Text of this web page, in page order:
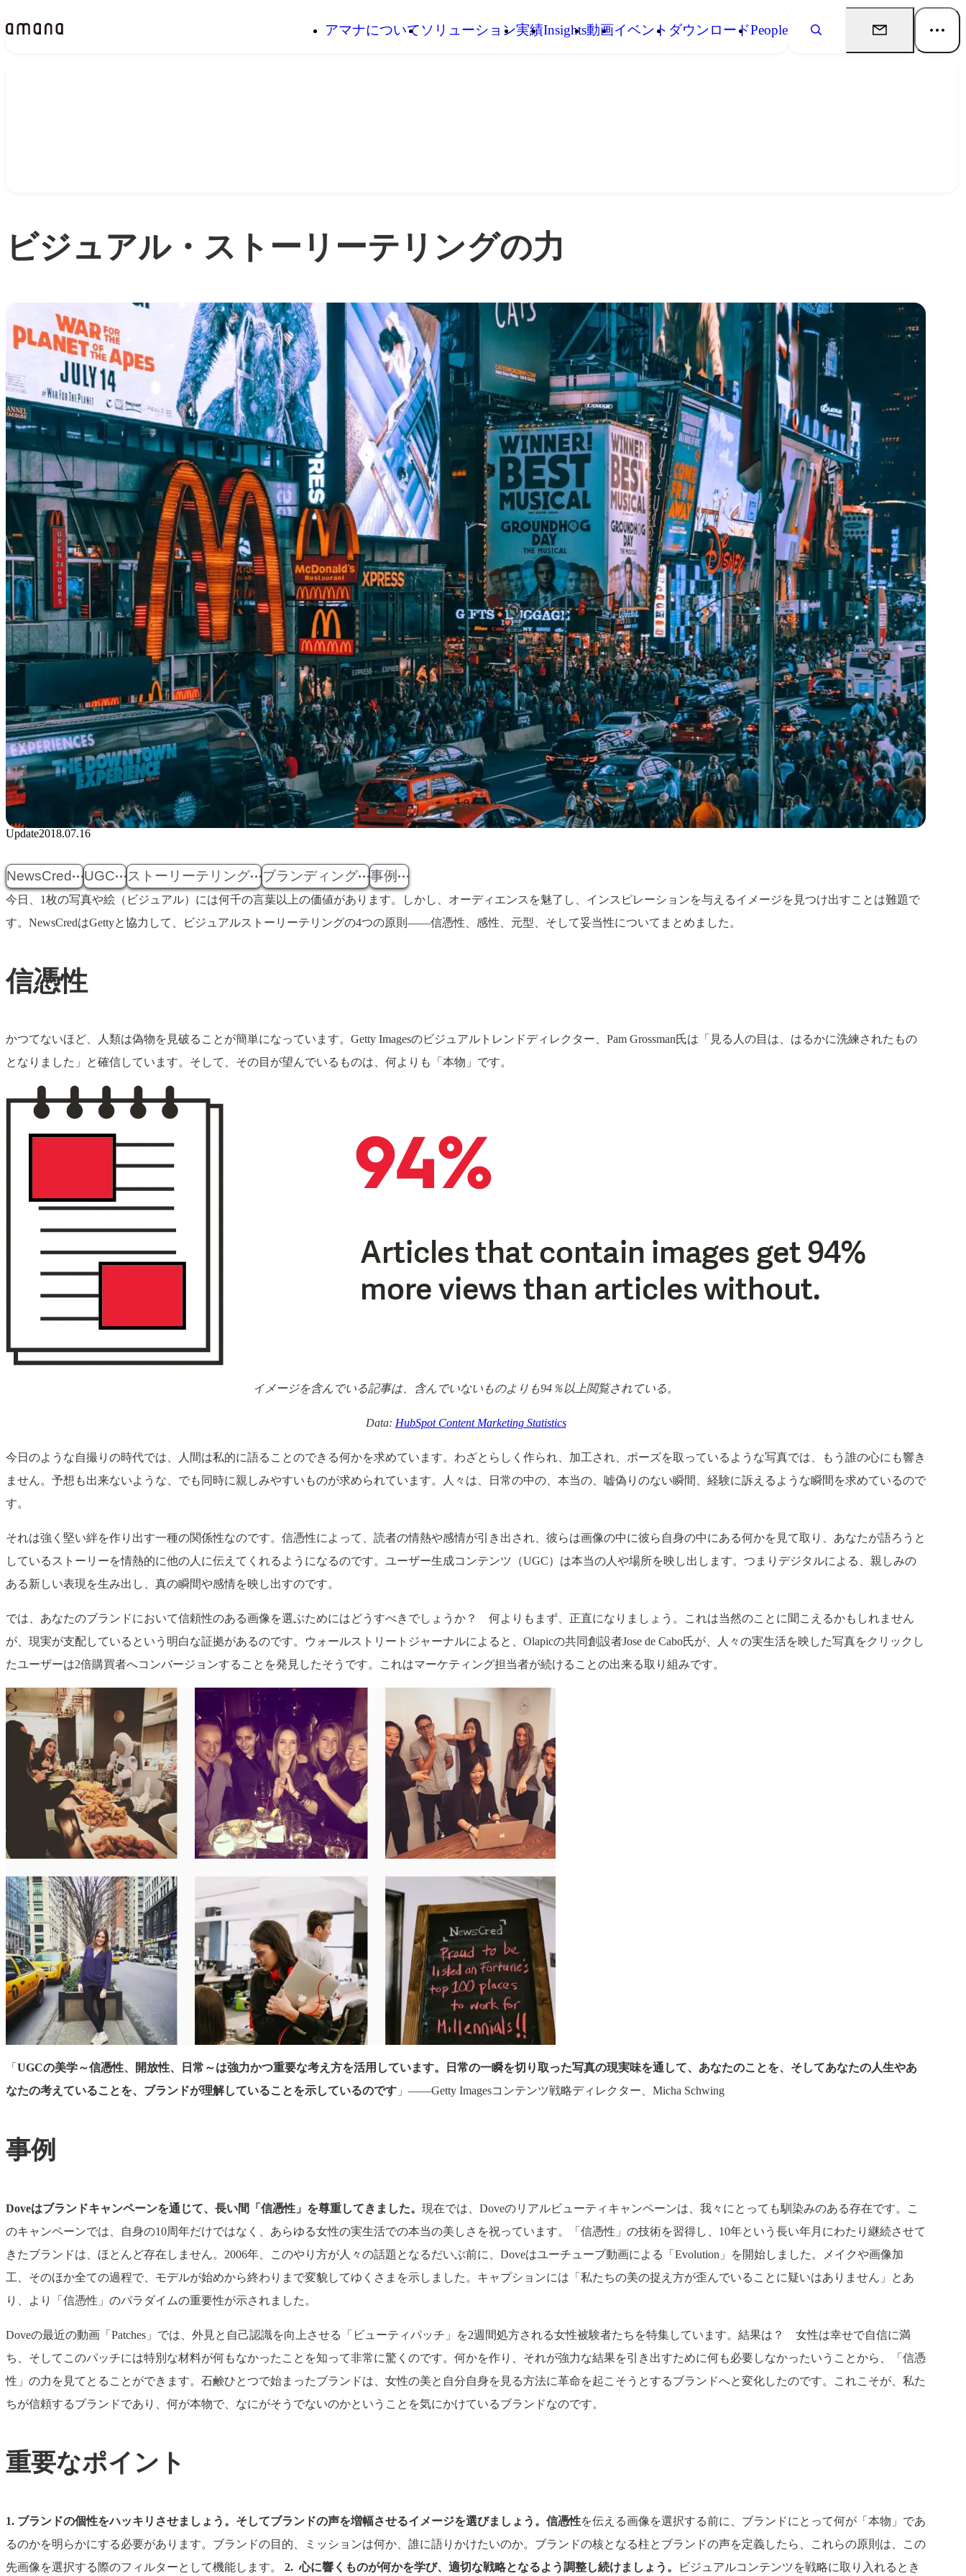
アマナについてソリューション実績Insights動画イベント ダウンロードPeople
ビジュアル・ストーリーテリングの力
Update2018.07.16
NewsCred UGC ストーリーテリング ブランディング 事例
今日、1枚の写真や絵（ビジュアル）には何千の言葉以上の価値があります。しかし、オーディエンスを魅了し、インスピレーションを与えるイメージを見つけ出すことは難題で
す。NewsCredはGettyと協力して、ビジュアルストーリーテリングの4つの原則――信憑性、感性、元型、そして妥当性についてまとめました。
信憑性
かつてないほど、人類は偽物を見破ることが簡単になっています。Getty Imagesのビジュアルトレンドディレクター、Pam Grossman氏は「見る人の目は、はるかに洗練されたもの
となりました」と確信しています。そして、その目が望んでいるものは、何よりも「本物」です。
イメージを含んでいる記事は、含んでいないものよりも94％以上閲覧されている。
Data: HubSpot Content Marketing Statistics
今日のような自撮りの時代では、人間は私的に語ることのできる何かを求めています。わざとらしく作られ、加工され、ポーズを取っているような写真では、もう誰の心にも響き
ません。予想も出来ないような、でも同時に親しみやすいものが求められています。人々は、日常の中の、本当の、嘘偽りのない瞬間、経験に訴えるような瞬間を求めているので
す。
それは強く堅い絆を作り出す一種の関係性なのです。信憑性によって、読者の情熱や感情が引き出され、彼らは画像の中に彼ら自身の中にある何かを見て取り、あなたが語ろうと
しているストーリーを情熱的に他の人に伝えてくれるようになるのです。ユーザー生成コンテンツ（UGC）は本当の人や場所を映し出します。つまりデジタルによる、親しみの
ある新しい表現を生み出し、真の瞬間や感情を映し出すのです。
では、あなたのブランドにおいて信頼性のある画像を選ぶためにはどうすべきでしょうか？ 何よりもまず、正直になりましょう。これは当然のことに聞こえるかもしれません
が、現実が支配しているという明白な証拠があるのです。ウォールストリートジャーナルによると、Olapicの共同創設者Jose de Cabo氏が、人々の実生活を映した写真をクリックし
たユーザーは2倍購買者へコンバージョンすることを発見したそうです。これはマーケティング担当者が続けることの出来る取り組みです。
「 UGCの美学～信憑性、開放性、日常～は強力かつ重要な考え方を活用しています。日常の一瞬を切り取った写真の現実味を通して、あなたのことを、そしてあなたの人生やあ
なたの考えていることを、ブランドが理解していることを示しているのです 」――Getty Imagesコンテンツ戦略ディレクター、Micha Schwing
事例
Doveはブランドキャンペーンを通じて、長い間「信憑性」を尊重してきました。 現在では、Doveのリアルビューティキャンペーンは、我々にとっても馴染みのある存在です。こ
のキャンペーンでは、自身の10周年だけではなく、あらゆる女性の実生活での本当の美しさを祝っています。「信憑性」の技術を習得し、10年という長い年月にわたり継続させて
きたブランドは、ほとんど存在しません。2006年、このやり方が人々の話題となるだいぶ前に、Doveはユーチューブ動画による「Evolution」を開始しました。メイクや画像加
工、そのほか全ての過程で、モデルが始めから終わりまで変貌してゆくさまを示しました。キャプションには「私たちの美の捉え方が歪んでいることに疑いはありません」とあ
り、より「信憑性」のパラダイムの重要性が示されました。
Doveの最近の動画「Patches」では、外見と自己認識を向上させる「ビューティパッチ」を2週間処方される女性被験者たちを特集しています。結果は？ 女性は幸せで自信に満
ち、そしてこのパッチには特別な材料が何もなかったことを知って非常に驚くのです。何かを作り、それが強力な結果を引き出すために何も必要しなかったいうことから、「信憑
性」の力を見てとることができます。石鹸ひとつで始まったブランドは、女性の美と自分自身を見る方法に革命を起こそうとするブランドへと変化したのです。これこそが、私た
ちが信頼するブランドであり、何が本物で、なにがそうでないのかということを気にかけているブランドなのです。
重要なポイント
1. ブランドの個性をハッキリさせましょう。そしてブランドの声を増幅させるイメージを選びましょう。信憑性を伝える画像を選択する前に、ブランドにとって何が「本物」であ
るのかを明らかにする必要があります。ブランドの目的、ミッションは何か、誰に語りかけたいのか。ブランドの核となる柱とブランドの声を定義したら、これらの原則は、この
先画像を選択する際のフィルターとして機能します。 2.心に響くものが何かを学び、適切な戦略となるよう調整し続けましょう。 ビジュアルコンテンツを戦略に取り入れるとき